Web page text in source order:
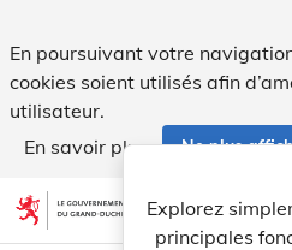
En poursuivant votre
cookies soient utilisés afin
utilisateur.
En savoir plus
Ne plus
Aller au contenu Explorez
principales